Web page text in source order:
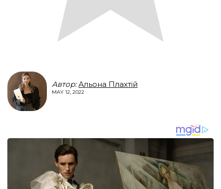
Автор: Альона Плахтій
MAY 12, 2022